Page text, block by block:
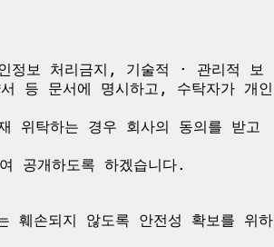
정보 처리금지, 기술적 · 관리적 보
등 문서에 명시하고, 수탁자가 개인
위탁하는 경우 회사의 동의를 받고
공개하도록 하겠습니다.
손되지 않도록 안전성 확보를 위하